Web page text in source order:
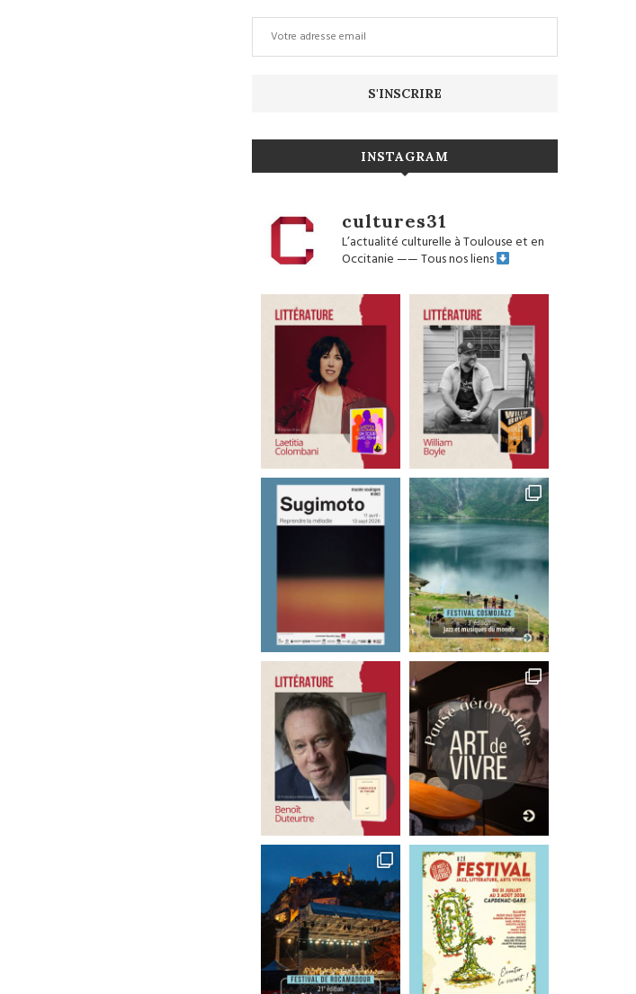
INSTAGRAM
cultures31
L’actualité culturelle à Toulouse et en
Occitanie——Tous nos liens